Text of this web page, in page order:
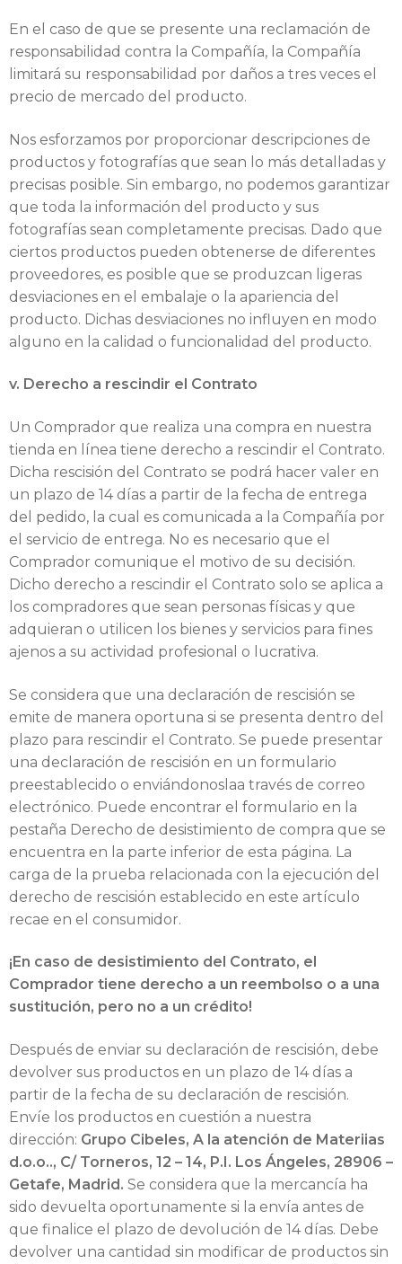
En el caso de que se presente una reclamación de
responsabilidad contra la Compañía, la Compañía
limitará su responsabilidad por daños a tres veces el
precio de mercado del producto.
Nos esforzamos por proporcionar descripciones de
productos y fotografías que sean lo más detalladas y
precisas posible. Sin embargo, no podemos garantizar
que toda la información del producto y sus
fotografías sean completamente precisas. Dado que
ciertos productos pueden obtenerse de diferentes
proveedores, es posible que se produzcan ligeras
desviaciones en el embalaje o la apariencia del
producto. Dichas desviaciones no influyen en modo
alguno en la calidad o funcionalidad del producto.
v. Derecho a rescindir el Contrato
Un Comprador que realiza una compra en nuestra
tienda en línea tiene derecho a rescindir el Contrato.
Dicha rescisión del Contrato se podrá hacer valer en
un plazo de 14 días a partir de la fecha de entrega
del pedido, la cual es comunicada a la Compañía por
el servicio de entrega. No es necesario que el
Comprador comunique el motivo de su decisión.
Dicho derecho a rescindir el Contrato solo se aplica a
los compradores que sean personas físicas y que
adquieran o utilicen los bienes y servicios para fines
ajenos a su actividad profesional o lucrativa.
Se considera que una declaración de rescisión se
emite de manera oportuna si se presenta dentro del
plazo para rescindir el Contrato. Se puede presentar
una declaración de rescisión en un formulario
preestablecido o enviándonoslaa través de correo
electrónico. Puede encontrar el formulario en la
pestaña Derecho de desistimiento de compra que se
encuentra en la parte inferior de esta página. La
carga de la prueba relacionada con la ejecución del
derecho de rescisión establecido en este artículo
recae en el consumidor.
¡En caso de desistimiento del Contrato, el
Comprador tiene derecho a un reembolso o a una
sustitución, pero no a un crédito!
Después de enviar su declaración de rescisión, debe
devolver sus productos en un plazo de 14 días a
partir de la fecha de su declaración de rescisión.
Envíe los productos en cuestión a nuestra
dirección: Grupo Cibeles, A la atención de Materiias
d.o.o.., C/ Torneros, 12 – 14, P.I. Los Ángeles, 28906 –
Getafe, Madrid. Se considera que la mercancía ha
sido devuelta oportunamente si la envía antes de
que finalice el plazo de devolución de 14 días. Debe
devolver una cantidad sin modificar de productos sin